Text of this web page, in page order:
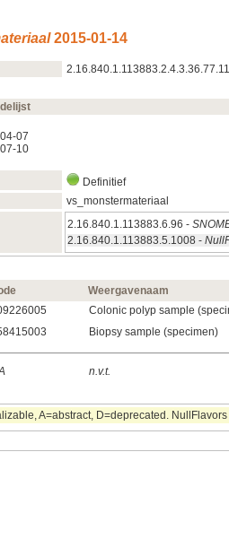
2015‑01‑14
Definitief
vs_monstermateriaal
2.16.840.1.113883.6.96 -
2.16.840.1.113883.5.1008 -
Weergavenaam
Colonic polyp sample
Biopsy sample (specimen)
n.v.t.
A=abstract, D=deprecated.